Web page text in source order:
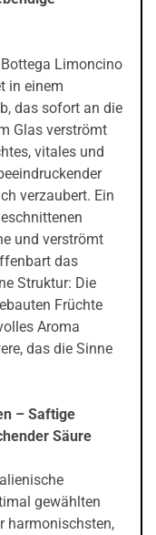
Limoncino
in einem
das sofort an die
Glas verströmt
vitales und
verzaubert. Ein
und verströmt
das
Struktur: Die
Früchte
Aroma
das die Sinne
– Saftige
Säure
gewählten
harmonischsten,